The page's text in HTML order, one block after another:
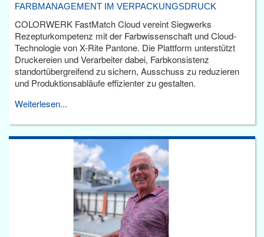
ARBMANAGEMENT IM VERPACKUNGSDRUCK
COLORWERK FastMatch Cloud vereint Siegwerks
Rezepturkompetenz mit der Farbwissenschaft und Cloud-
Technologie von X-Rite Pantone. Die Plattform unterstützt
Druckereien und Verarbeiter dabei, Farbkonsistenz
standortübergreifend zu sichern, Ausschuss zu reduzieren
und Produktionsabläufe effizienter zu gestalten.
Weiterlesen...